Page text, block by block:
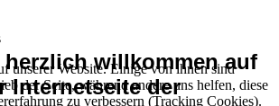
willkommen auf
Internetseite der
unserer Website. Einige von ihnen sind
der Seite, während andere uns helfen, diese
zu verbessern (Tracking Cookies).